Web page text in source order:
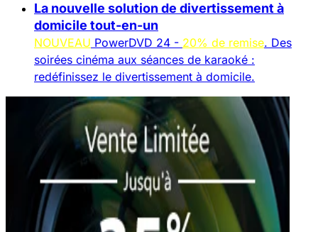
La nouvelle solution de divertissement à
domicile tout-en-un
NOUVEAU PowerDVD 24 - 20% de remise. Des
soirées cinéma aux séances de karaoké :
redéfinissez le divertissement à domicile.